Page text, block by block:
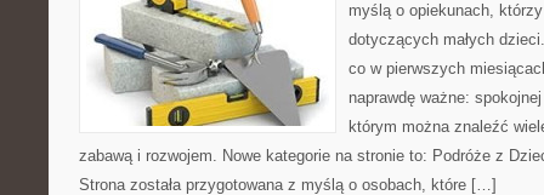
myślą o opiekunach,
dotyczących małych
co w pierwszych
naprawdę ważne:
którym można znaleźć
zabawą i rozwojem. Nowe kategorie na stronie to: Podróże z
Strona została przygotowana z myślą o osobach, które […]